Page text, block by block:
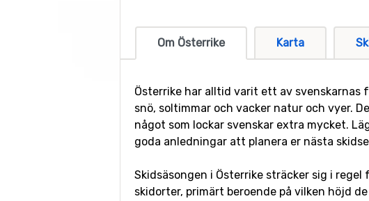
Om Österrike Karta
Österrike har alltid varit ett av svenskarnas
snö, soltimmar och vacker natur och vyer.
något som lockar svenskar extra mycket.
goda anledningar att planera er nästa
Skidsäsongen i Österrike sträcker sig i
skidorter, primärt beroende på vilken höjd